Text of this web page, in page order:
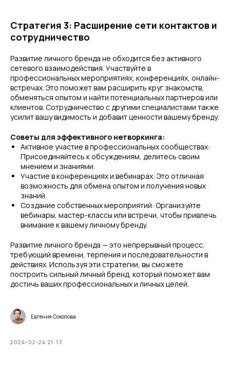
Стратегия 3: Расширение сети контактов и
сотрудничество
Развитие личного бренда не обходится без активного
сетевого взаимодействия. Участвуйте в
профессиональных мероприятиях, конференциях, онлайн-
встречах. Это поможет вам расширить круг знакомств,
обменяться опытом и найти потенциальных партнеров или
клиентов. Сотрудничество с другими специалистами также
усилит вашу видимость и добавит ценности вашему бренду.
Советы для эффективного нетворкинга:
Активное участие в профессиональных сообществах:
Присоединяйтесь к обсуждениям, делитесь своим
мнением и знаниями.
Участие в конференциях и вебинарах: Это отличная
возможность для обмена опытом и получения новых
знаний.
Создание собственных мероприятий: Организуйте
вебинары, мастер-классы или встречи, чтобы привлечь
внимание к вашему личному бренду.
Развитие личного бренда — это непрерывный процесс,
требующий времени, терпения и последовательности в
действиях. Используя эти стратегии, вы сможете
построить сильный личный бренд, который поможет вам
достичь ваших профессиональных и личных целей.
Евгения Соколова
2024-02-24 21:13